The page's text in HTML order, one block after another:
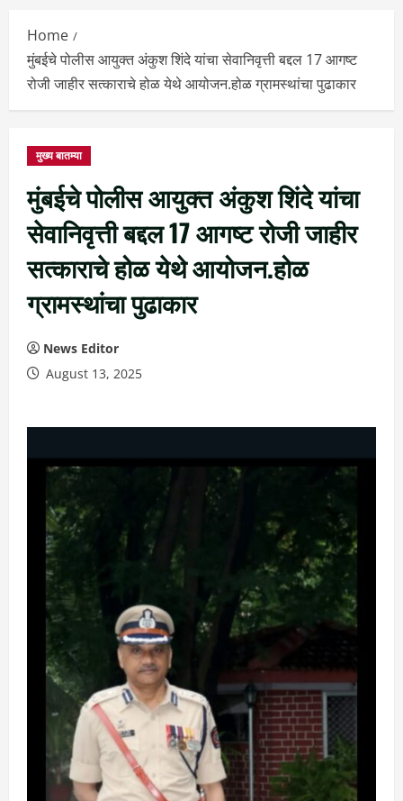
Home
मुंबईचे पोलीस आयुक्त अंकुश शिंदे यांचा सेवानिवृत्ती बद्दल 17 आगष्ट
रोजी जाहीर सत्काराचे होळ येथे आयोजन.होळ ग्रामस्थांचा पुढाकार
मुख्य बातम्या
मुंबईचे पोलीस आयुक्त अंकुश शिंदे यांचा
सेवानिवृत्ती बद्दल 17 आगष्ट रोजी जाहीर
सत्काराचे होळ येथे आयोजन.होळ
ग्रामस्थांचा पुढाकार
News Editor
August 13, 2025